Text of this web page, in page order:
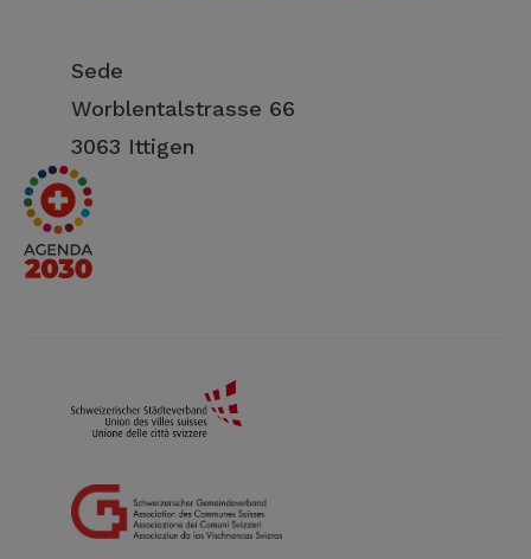
Sede
Worblentalstrasse 66
3063 Ittigen